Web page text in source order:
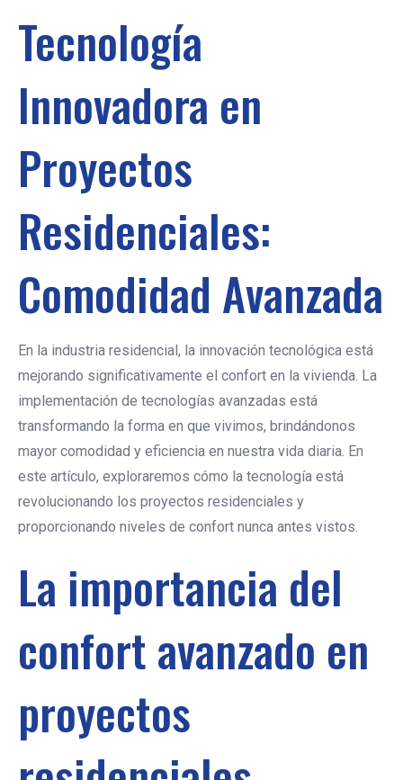
Tecnología
Innovadora en
Proyectos
Residenciales:
Comodidad Avanzada
En la industria residencial, la innovación tecnológica está
mejorando significativamente el confort en la vivienda. La
implementación de tecnologías avanzadas está
transformando la forma en que vivimos, brindándonos
mayor comodidad y eficiencia en nuestra vida diaria. En
este artículo, exploraremos cómo la tecnología está
revolucionando los proyectos residenciales y
proporcionando niveles de confort nunca antes vistos.
La importancia del
confort avanzado en
proyectos